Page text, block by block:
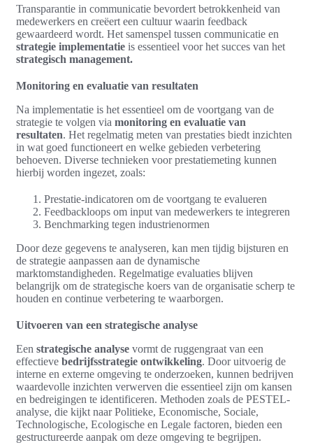
Transparantie in communicatie bevordert betrokkenheid van
medewerkers en creëert een cultuur waarin feedback
gewaardeerd wordt. Het samenspel tussen communicatie en
strategie implementatie is essentieel voor het succes van het
strategisch management.
Monitoring en evaluatie van resultaten
Na implementatie is het essentieel om de voortgang van de
strategie te volgen via monitoring en evaluatie van
resultaten. Het regelmatig meten van prestaties biedt inzichten
in wat goed functioneert en welke gebieden verbetering
behoeven. Diverse technieken voor prestatiemeting kunnen
hierbij worden ingezet, zoals:
Prestatie-indicatoren om de voortgang te evalueren
Feedbackloops om input van medewerkers te integreren
Benchmarking tegen industrienormen
Door deze gegevens te analyseren, kan men tijdig bijsturen en
de strategie aanpassen aan de dynamische
marktomstandigheden. Regelmatige evaluaties blijven
belangrijk om de strategische koers van de organisatie scherp te
houden en continue verbetering te waarborgen.
Uitvoeren van een strategische analyse
Een strategische analyse vormt de ruggengraat van een
effectieve bedrijfsstrategie ontwikkeling. Door uitvoerig de
interne en externe omgeving te onderzoeken, kunnen bedrijven
waardevolle inzichten verwerven die essentieel zijn om kansen
en bedreigingen te identificeren. Methoden zoals de PESTEL-
analyse, die kijkt naar Politieke, Economische, Sociale,
Technologische, Ecologische en Legale factoren, bieden een
gestructureerde aanpak om deze omgeving te begrijpen.